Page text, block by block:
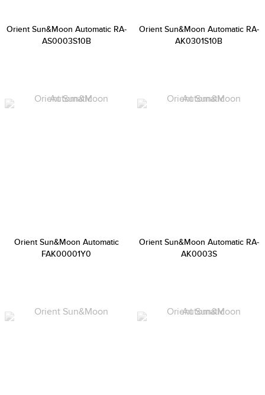
Orient Sun&Moon Automatic RA-
AS0003S10B
Orient Sun&Moon Automatic RA-
AK0301S10B
Orient Sun&Moon Automatic
FAK00001Y0
Orient Sun&Moon Automatic RA-
AK0003S